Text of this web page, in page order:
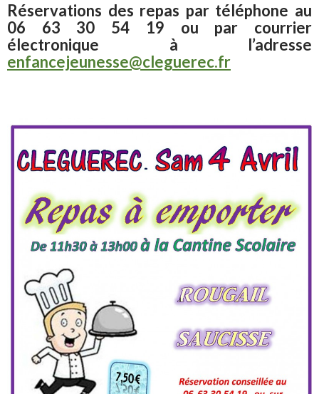
Réservations des repas par téléphone au
06 63 30 54 19 ou par courrier
électronique à l’adresse
enfancejeunesse@cleguerec.fr